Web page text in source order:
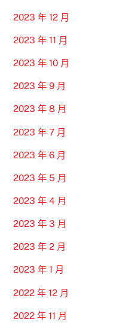
2023 年 12 月
2023 年 11 月
2023 年 10 月
2023 年 9 月
2023 年 8 月
2023 年 7 月
2023 年 6 月
2023 年 5 月
2023 年 4 月
2023 年 3 月
2023 年 2 月
2023 年 1 月
2022 年 12 月
2022 年 11 月